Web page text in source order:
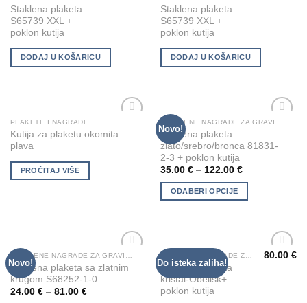
Staklena plaketa
S65739 XXL +
poklon kutija
DODAJ U KOŠARICU
Staklena plaketa
S65739 XXL +
poklon kutija
DODAJ U KOŠARICU
Wishlist
PLAKETE I NAGRADE
Kutija za plaketu okomita –
plava
PROČITAJ VIŠE
Novo!
Staklena plaketa
zlato/srebro/bronca 81831-
2-3 + poklon kutija
35.00 €– 122.00 €
ODABERI OPCIJE
This
product
has
multiple
variants.
The
chosen
on
the
product
Novo!
Wishlist
Staklena plaketa sa zlatnim
krugom S68252-1-0
24.00 €– 81.00 €
This
product
has
Do isteka zaliha!
Staklena plaketa
kristal-Obelisk+
poklon kutija
80.00€